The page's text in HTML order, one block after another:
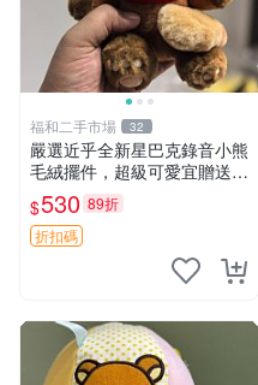
福和二手市場 32
嚴選近乎全新星巴克錄音小熊
毛絨擺件，超級可愛宜贈送掛
飾 錄音小熊 毛絨擺件 贈品
$530 89折
折扣碼